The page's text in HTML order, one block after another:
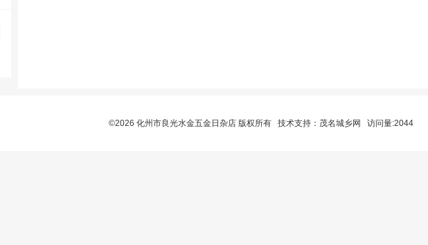
©2026 化州市良光水金五金日杂店 版权所有 技术支持： 茂名城乡网 访问量:2044